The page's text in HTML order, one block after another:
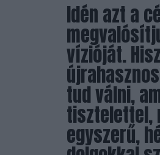
Idén azt a
vízióját.
tud válni,
tisztelettel,
egyszerű,